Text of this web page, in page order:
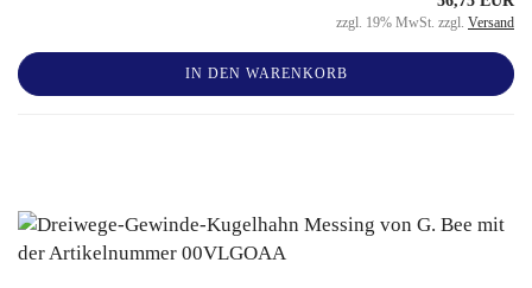
zzgl. 19% MwSt. zzgl. Versand
IN DEN WARENKORB